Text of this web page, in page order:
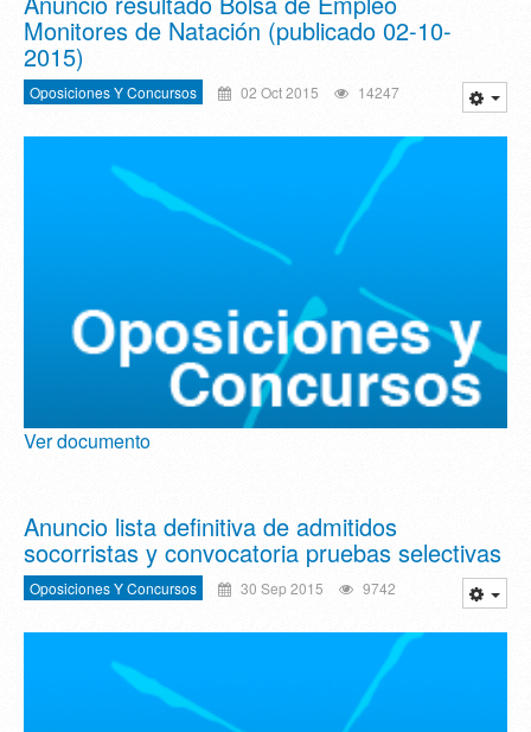
Monitores de Natación (publicado 02-10-
2015)
Oposiciones Y Concursos 02 Oct 2015 14247
Ver documento
Anuncio lista definitiva de admitidos
socorristas y convocatoria pruebas selectivas
Oposiciones Y Concursos 30 Sep 2015 9742